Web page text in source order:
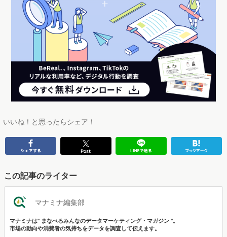
いいね！と思ったらシェア！
この記事のライター
マナミナ編集部
マナミナは" まなべるみんなのデータマーケティング・マガジン "。
市場の動向や消費者の気持ちをデータを調査して伝えます。